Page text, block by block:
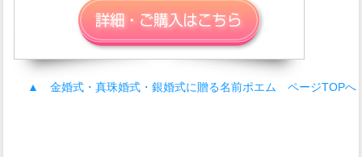
▲ 金婚式・真珠婚式・銀婚式に贈る名前ポエム ページTOPへ